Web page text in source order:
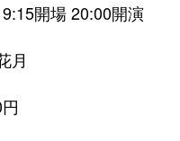
開場 20:00開演
月